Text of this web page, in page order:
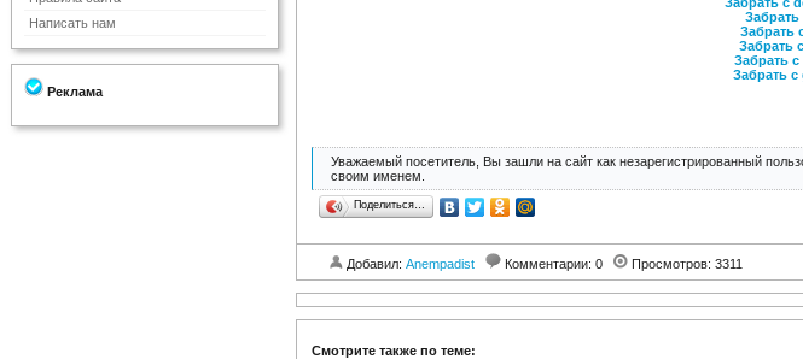
Написать нам
Реклама
Забрать
Забрать
Забрать
Забрать с
Уважаемый посетитель, Вы зашли на сайт как незарегистрированный
своим именем.
Поделиться…
Добавил: Anempadist Комментарии: 0 Просмотров: 3311
Смотрите также по теме: